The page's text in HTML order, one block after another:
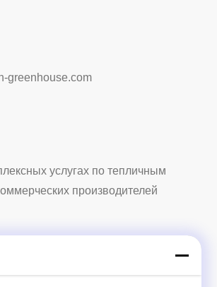
greenhouse.com
услугах по тепличным
производителей